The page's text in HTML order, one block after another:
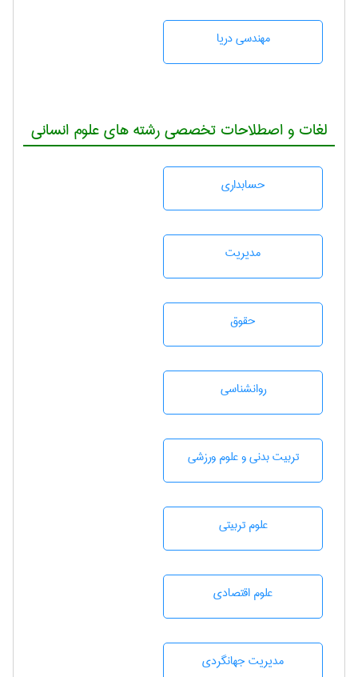
مهندسی دریا
لغات و اصطلاحات تخصصی رشته های علوم انسانی
حسابداری
مديريت
حقوق
روانشناسی
تربيت بدنی و علوم ورزشی
علوم تربيتی
علوم اقتصادی
مديريت جهانگردی